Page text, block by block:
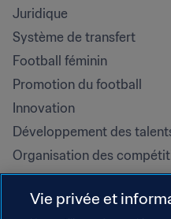
Juridique
Système de transfert
Football féminin
Promotion du football
Innovation
Développement des
Organisation des
Développement durable
Droits de l'homme et lutte
Vie privée et